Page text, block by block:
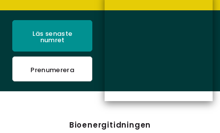
Läs senaste
numret
Prenumerera
Bioenergitidningen